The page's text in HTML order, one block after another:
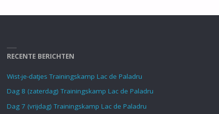
RECENTE BERICHTEN
Wist-je-datjes Trainingskamp Lac de Paladru
Dag 8 (zaterdag) Trainingskamp Lac de Paladru
Dag 7 (vrijdag) Trainingskamp Lac de Paladru